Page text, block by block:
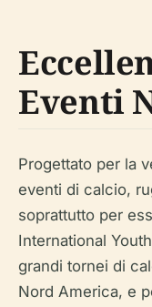
Eventi
Progettato per la
eventi di calcio,
soprattutto per
International
grandi tornei di
Nord America, e